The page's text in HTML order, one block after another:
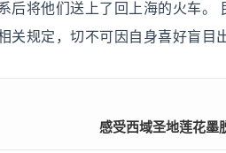
后将他们送上了回上海的火车。
规定，切不可因自身喜好盲目
感受西域圣地莲花墨